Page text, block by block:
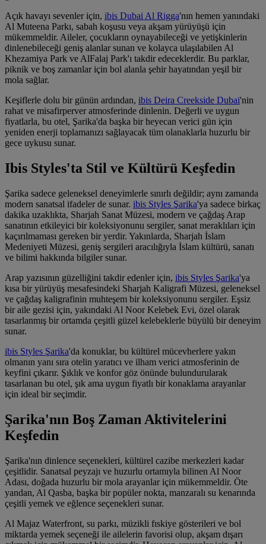
Açık havayı sevenler için, ibis Dubai Al Rigga'nın hemen yanındaki
Al Muteena Parkı, sabah koşusu veya akşam yürüyüşü için
mükemmeldir. Aileler, çocukların oynayabileceği ve yetişkinlerin
dinlenebileceği geniş alanlar sunan ve kolayca ulaşılabilen Al
Khezamiya Park ve AlFalaj Park'ı takdir edeceklerdir. Bu parklar,
piknik ve boş zamanlar için bol alanla şehir hayatından yeşil bir
mola sağlar.
Keşiflerle dolu bir günün ardından, ibis Deira Creekside Dubai'nin
rahat ve misafirperver atmosferinde dinlenin. Değerli ve uygun
fiyatlarla, bu otel, Şarika'da başka bir heyecan verici gün için
yeniden enerji toplamanızı sağlayacak tüm olanaklarla huzurlu bir
gece uykusu sunar.
Ibis Styles'ta Stil ve Kültürü Keşfedin
Şarika sadece geleneksel deneyimlerle sınırlı değildir; aynı zamanda
modern sanatsal ifadeler de sunar. ibis Styles Şarika'ya sadece birkaç
dakika uzaklıkta, Sharjah Sanat Müzesi, modern ve çağdaş Arap
sanatının etkileyici bir koleksiyonunu sergiler, sanat meraklıları için
kaçırılmaması gereken bir yerdir. Yakınlarda, Sharjah İslam
Medeniyeti Müzesi, geniş sergileri aracılığıyla İslam kültürü, sanatı
ve bilimi hakkında bilgiler sunar.
Arap yazısının güzelliğini takdir edenler için, ibis Styles Şarika'ya
kısa bir yürüyüş mesafesindeki Sharjah Kaligrafi Müzesi, geleneksel
ve çağdaş kaligrafinin muhteşem bir koleksiyonunu sergiler. Eşsiz
bir aile gezisi için, yakındaki Al Noor Kelebek Evi, özel olarak
tasarlanmış bir ortamda çeşitli güzel kelebeklerle büyülü bir deneyim
sunar.
ibis Styles Şarika'da konuklar, bu kültürel mücevherlere yakın
olmanın yanı sıra otelin yaratıcı ve ilham verici atmosferinin de
keyfini çıkarır. Şıklık ve konfor göz önünde bulundurularak
tasarlanan bu otel, şık ama uygun fiyatlı bir konaklama arayanlar
için ideal bir seçimdir.
Şarika'nın Boş Zaman Aktivitelerini
Keşfedin
Şarika'nın dinlence seçenekleri, kültürel cazibe merkezleri kadar
çeşitlidir. Sanatsal peyzajı ve huzurlu ortamıyla bilinen Al Noor
Adası, doğada huzurlu bir mola arayanlar için mükemmeldir. Öte
yandan, Al Qasba, başka bir popüler nokta, manzaralı su kenarında
çeşitli yemek ve eğlence seçenekleri sunar.
Al Majaz Waterfront, su parkı, müzikli fıskiye gösterileri ve bol
miktarda yemek seçeneği ile ailelerin favorisi olup, akşam dışarı